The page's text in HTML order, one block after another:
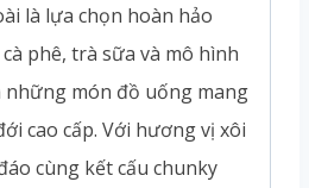
là lựa chọn hoàn hảo
phê, trà sữa và mô hình
những món đồ uống mang
cao cấp. Với hương vị xôi
cùng kết cấu chunky